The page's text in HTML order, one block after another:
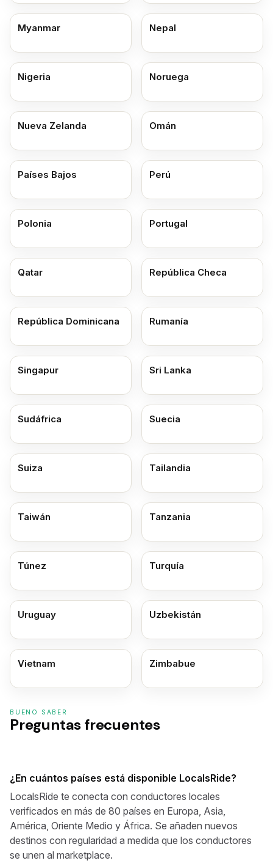
Myanmar Nepal
Nigeria Noruega
Nueva Zelanda Omán
Países Bajos Perú
Polonia Portugal
Qatar República Checa
República Dominicana Rumanía
Singapur Sri Lanka
Sudáfrica Suecia
Suiza Tailandia
Taiwán Tanzania
Túnez Turquía
Uruguay Uzbekistán
Vietnam Zimbabue
BUENO SABER
Preguntas frecuentes
¿En cuántos países está disponible LocalsRide?
LocalsRide te conecta con conductores locales
verificados en más de 80 países en Europa, Asia,
América, Oriente Medio y África. Se añaden nuevos
destinos con regularidad a medida que los conductores
se unen al marketplace.